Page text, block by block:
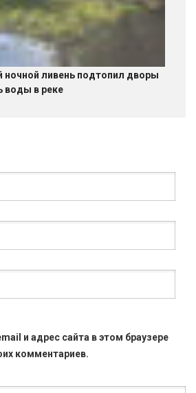
ночной ливень подтопил дворы
воды в реке
и адрес сайта в этом браузере
комментариев.